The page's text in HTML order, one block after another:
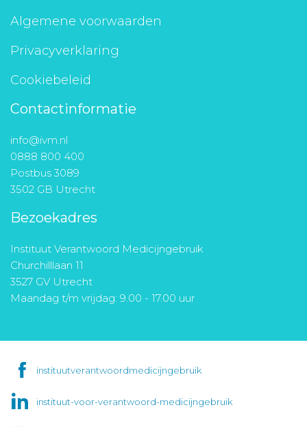
Algemene voorwaarden
Privacyverklaring
Cookiebeleid
Contactinformatie
info@ivm.nl
0888 800 400
Postbus 3089
3502 GB Utrecht
Bezoekadres
Instituut Verantwoord Medicijngebruik
Churchilllaan 11
3527 GV Utrecht
Maandag t/m vrijdag: 9.00 - 17.00 uur
instituutverantwoordmedicijngebruik
instituut-voor-verantwoord-medicijngebruik